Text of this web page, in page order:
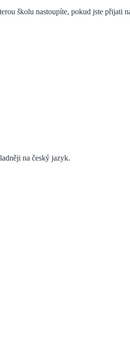
školu nastoupíte, pokud jste přijati
na český jazyk.